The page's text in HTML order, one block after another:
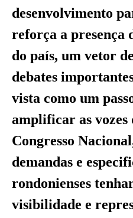
desenvolvimento
reforça a presença
do país, um vetor
debates
vista como um
amplificar as vozes
Congresso
demandas e
rondonienses
visibilidade e